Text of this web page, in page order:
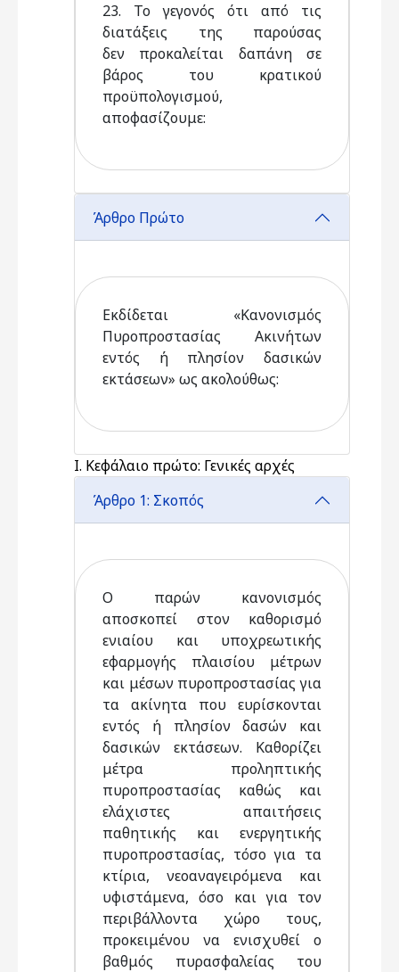
23. Το γεγονός ότι από τις
διατάξεις της παρούσας
δεν προκαλείται δαπάνη σε
βάρος του κρατικού
προϋπολογισμού,
αποφασίζουμε:
Άρθρο Πρώτο
Εκδίδεται «Κανονισμός
Πυροπροστασίας Ακινήτων
εντός ή πλησίον δασικών
εκτάσεων» ως ακολούθως:
Ι. Κεφάλαιο πρώτο: Γενικές αρχές
Άρθρο 1: Σκοπός
Ο παρών κανονισμός
αποσκοπεί στον καθορισμό
ενιαίου και υποχρεωτικής
εφαρμογής πλαισίου μέτρων
και μέσων πυροπροστασίας για
τα ακίνητα που ευρίσκονται
εντός ή πλησίον δασών και
δασικών εκτάσεων. Καθορίζει
μέτρα προληπτικής
πυροπροστασίας καθώς και
ελάχιστες απαιτήσεις
παθητικής και ενεργητικής
πυροπροστασίας, τόσο για τα
κτίρια, νεοαναγειρόμενα και
υφιστάμενα, όσο και για τον
περιβάλλοντα χώρο τους,
προκειμένου να ενισχυθεί ο
βαθμός πυρασφαλείας του